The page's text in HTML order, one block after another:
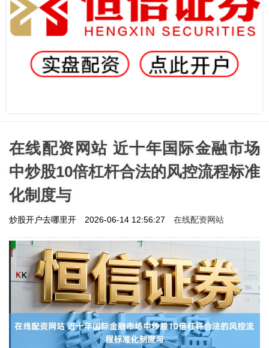
在线配资网站 近十年国际金融市场
中炒股10倍杠杆合法的风控流程标准
化制度与
炒股开户去哪里开 2026-06-14 12:56:27 在线配资网站